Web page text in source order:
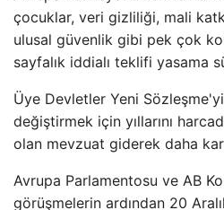
çocuklar, veri gizliliği, mali
ulusal güvenlik gibi pek çok
sayfalık iddialı teklifi yasama
Üye Devletler Yeni
değiştirmek için yıllarını
olan mevzuat giderek daha
Avrupa Parlamentosu ve AB
görüşmelerin ardından 20